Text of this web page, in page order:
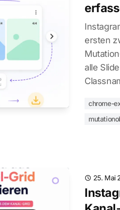
ersten
alle
chrome-
25. Mai